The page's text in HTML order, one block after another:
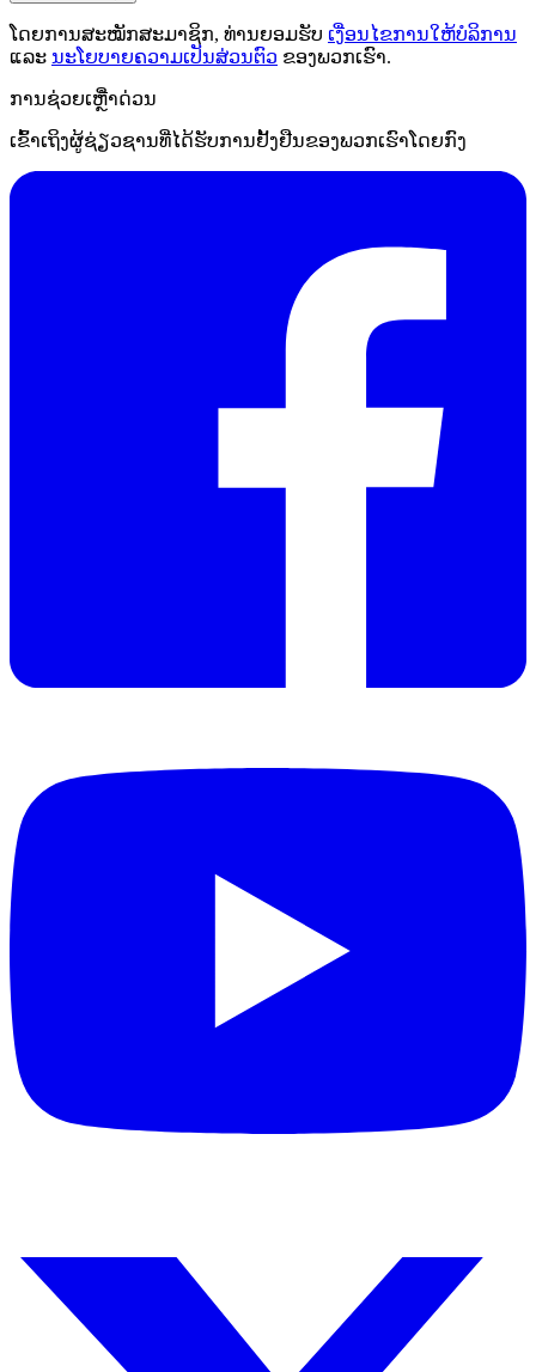
ໂດຍການສະໝັກສະມາຊິກ, ທ່ານຍອມຮັບ ເງື່ອນໄຂການໃຫ້ບໍລິການ
ແລະ ນະໂຍບາຍຄວາມເປັນສ່ວນຕົວ ຂອງພວກເຮົາ.
ການຊ່ວຍເຫຼືໍາດ່ວນ
ເຂົ້າເຖິງຜູ້ຊ່ຽວຊານທີ່ໄດ້ຮັບການຢັ້ງຢືນຂອງພວກເຮົາໂດຍກົງ